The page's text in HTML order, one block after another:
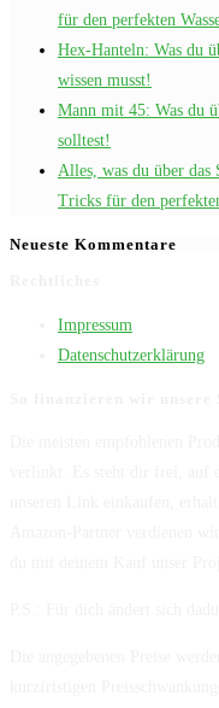
für den perfekten
Hex-Hanteln: Was du
wissen musst!
Mann mit 45: Was du
solltest!
Alles, was du über das
Tricks für den
Neueste Kommentare
Impressum
Datenschutzerklärung